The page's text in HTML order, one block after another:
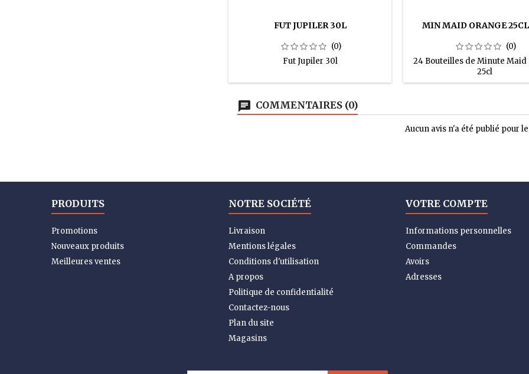
FUT JUPILER 30L
(0)
Fut Jupiler 30l
MIN MAID ORANGE
(0)
24 Bouteilles de Minute Maid
25cl
COMMENTAIRES (0)
Aucun avis n'a été publié pour
PRODUITS
Promotions
Nouveaux produits
Meilleures ventes
NOTRE SOCIÉTÉ
Livraison
Mentions légales
Conditions d'utilisation
A propos
Politique de confidentialité
Contactez-nous
Plan du site
Magasins
VOTRE COMPTE
Informations personnelles
Commandes
Avoirs
Adresses